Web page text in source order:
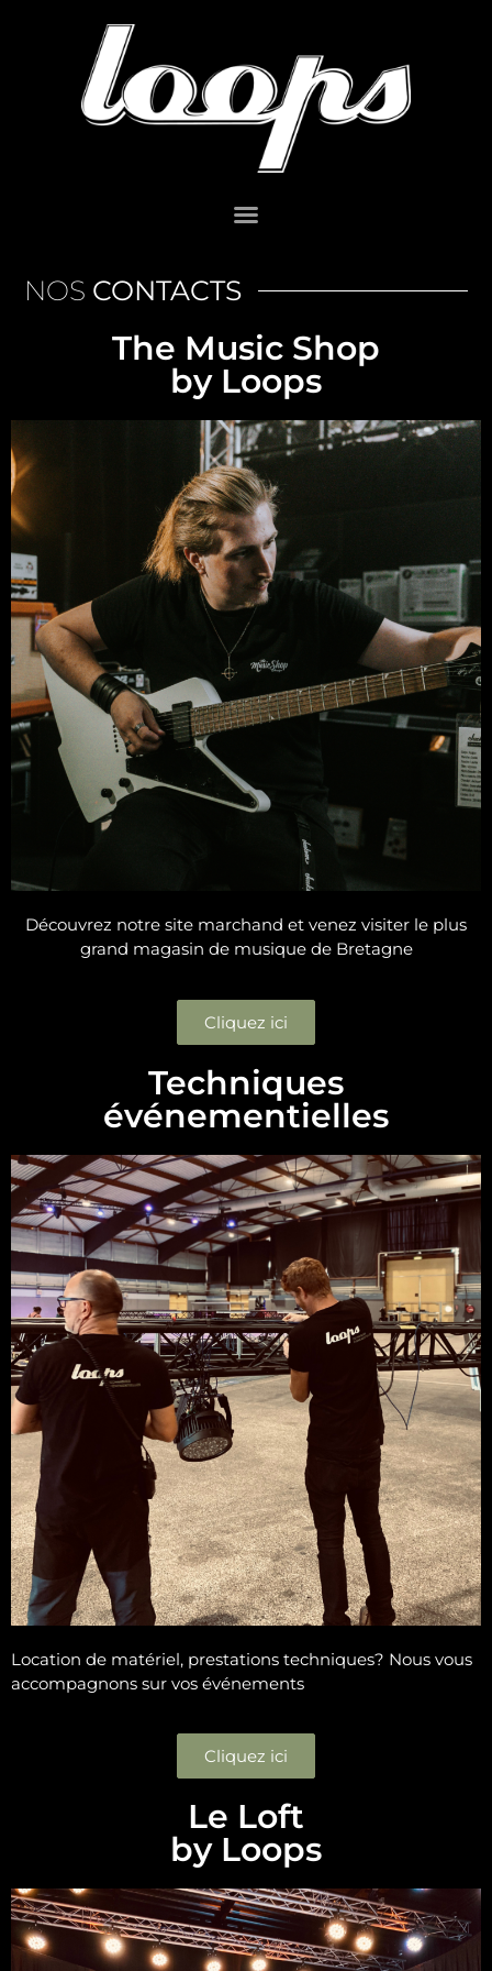
NOS CONTACTS
The Music Shop
by Loops
Découvrez notre site marchand et venez visiter le plus
grand magasin de musique de Bretagne
Cliquez ici
Techniques
événementielles
Location de matériel, prestations techniques? Nous vous
accompagnons sur vos événements
Cliquez ici
Le Loft
by Loops